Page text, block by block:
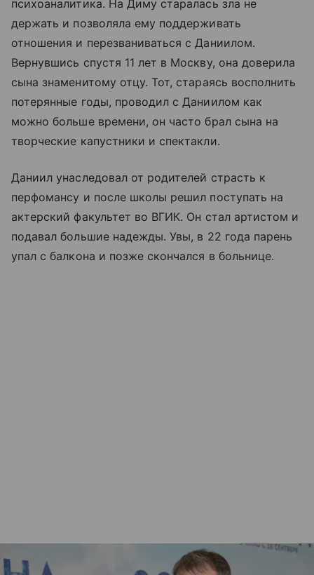
психоаналитика. На Диму старалась зла не
держать и позволяла ему поддерживать
отношения и перезваниваться с Даниилом.
Вернувшись спустя 11 лет в Москву, она доверила
сына знаменитому отцу. Тот, стараясь восполнить
потерянные годы, проводил с Даниилом как
можно больше времени, он часто брал сына на
творческие капустники и спектакли.
Даниил унаследовал от родителей страсть к
перфомансу и после школы решил поступать на
актерский факультет во ВГИК. Он стал артистом и
подавал большие надежды. Увы, в 22 года парень
упал с балкона и позже скончался в больнице.